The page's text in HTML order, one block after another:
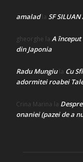
amaladla SF SILUAN
gheorghe la A
din Japonia
Radu Mungiula Cu
adormitei roabei
Crina Marina la
onaniei (pazei de a